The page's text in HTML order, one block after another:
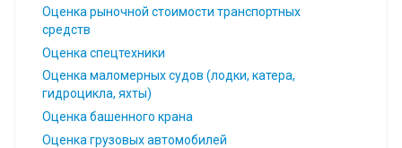
Оценка рыночной стоимости транспортных
средств
Оценка спецтехники
Оценка маломерных судов (лодки, катера,
гидроцикла, яхты)
Оценка башенного крана
Оценка грузовых автомобилей